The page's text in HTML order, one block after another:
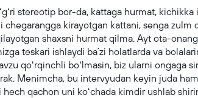
stereotip bor-da, kattaga hurmat, kichikka
chegarangga kirayotgan kattani, senga
shaxsni hurmat qilma. Ayt ota-
teskari ishlaydi baʼzi holatlarda va
qoʻrqinchli boʻlmasin, biz ularni ongaga
Menimcha, bu intervyudan keyin juda
hech qachon uni koʻchada kimdir ushlab